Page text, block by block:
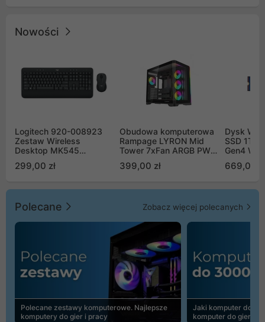
Nowości
Logitech 920-008923
Zestaw Wireless
Desktop MK545
299,00 zł
Obudowa komputerowa
Rampage LYRON Mid
Tower 7xFan ARGB PWM
399,00 zł
Dysk WD
SSD 1TB
Gen4
669,00
Polecane Zobacz więcej polecanych
Polecane zestawy komputerowe. Najlepsze
komputery do gier i pracy
Jaki komputer do
komputer do gier |